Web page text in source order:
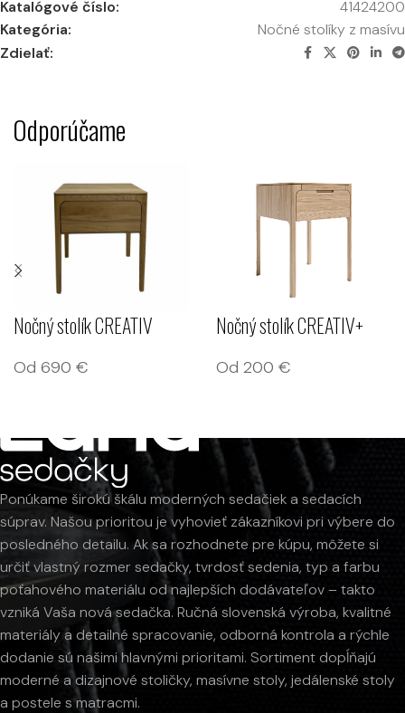
Katalógové číslo:
41424200
Kategória:
Nočné stolíky z masívu
Zdielať:
Odporúčame
Nočný stolík CREATIV
Od 690 €
Nočný stolík CREATIV+
Od 200 €
Ponúkame širokú škálu moderných sedačiek a sedacích
súprav. Našou prioritou je vyhovieť zákazníkovi pri výbere do
posledného detailu. Ak sa rozhodnete pre kúpu, môžete si
určiť vlastný rozmer sedačky, tvrdosť sedenia, typ a farbu
poťahového materiálu od najlepších dodávateľov – takto
vzniká Vaša nová sedačka. Ručná slovenská výroba, kvalitné
materiály a detailné spracovanie, odborná kontrola a rýchle
dodanie sú našimi hlavnými prioritami. Sortiment dopĺňajú
moderné a dizajnové stoličky, masívne stoly, jedálenské stoly
a postele s matracmi.